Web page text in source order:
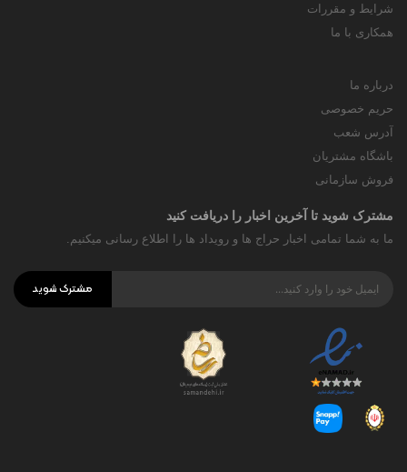
شرایط و مقررات
همکاری با ما
درباره ما
حریم خصوصی
آدرس شعب
باشگاه مشتریان
فروش سازمانی
مشترک شوید تا آخرین اخبار را دریافت کنید
ما به شما تمامی اخبار حراج ها و رویداد ها را اطلاع رسانی میکنیم.
مشترک شوید